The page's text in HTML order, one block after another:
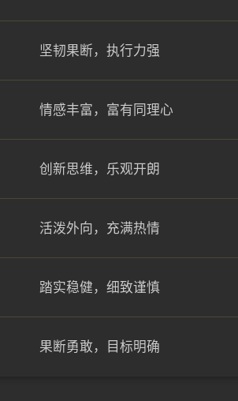
坚韧果断，执行力强
情感丰富，富有同理心
创新思维，乐观开朗
活泼外向，充满热情
踏实稳健，细致谨慎
果断勇敢，目标明确